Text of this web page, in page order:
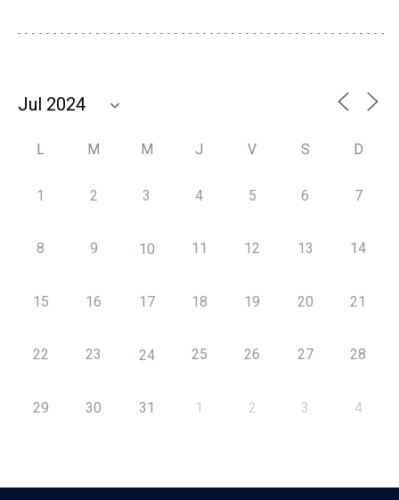
L M M J V S D
1 2 3 4 5 6 7
8 9 10 11 12 13 14
15 16 17 18 19 20 21
22 23 24 25 26 27 28
29 30 31 1 2 3 4